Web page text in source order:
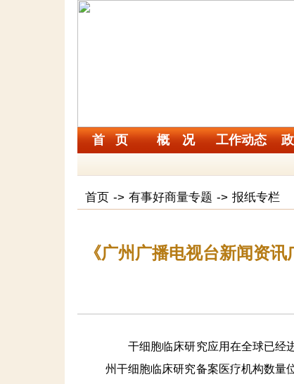
首 页 概 况 工作动态
首页 -> 有事好商量专题 -> 报纸专栏
《广州广播电视台新闻资
干细胞临床研究应用在全球已经进
州干细胞临床研究备案医疗机构数量